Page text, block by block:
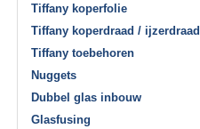
Tiffany koperfolie
Tiffany koperdraad / ijzerdraad
Tiffany toebehoren
Nuggets
Dubbel glas inbouw
Glasfusing